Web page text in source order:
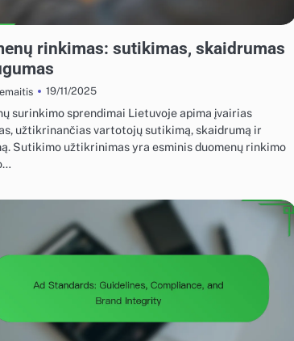
rinkimas: sutikimas, skaidrumas
19/11/2025
surinkimo sprendimai Lietuvoje apima įvairias
užtikrinančias vartotojų sutikimą, skaidrumą ir
Sutikimo užtikrinimas yra esminis duomenų rinkimo